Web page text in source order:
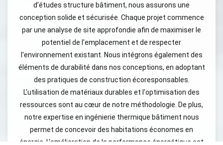
d’études structure bâtiment, nous assurons une
conception solide et sécurisée. Chaque projet commence
par une analyse de site approfondie afin de maximiser le
potentiel de l'emplacement et de respecter
l'environnement existant. Nous intégrons également des
éléments de durabilité dans nos conceptions, en adoptant
des pratiques de construction écoresponsables.
L'utilisation de matériaux durables et l'optimisation des
ressources sont au cœur de notre méthodologie. De plus,
notre expertise en ingénierie thermique bâtiment nous
permet de concevoir des habitations économes en
énergie. L'amélioration de la performance énergétique est